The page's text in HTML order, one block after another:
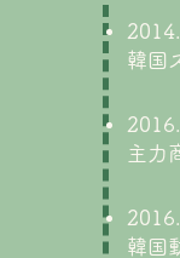
韓国
主力
韓国